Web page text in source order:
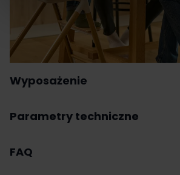
Wyposażenie
Parametry techniczne
FAQ